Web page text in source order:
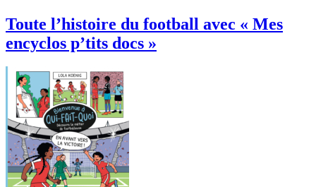
Toute l’histoire du football avec « Mes
encyclos p’tits docs »